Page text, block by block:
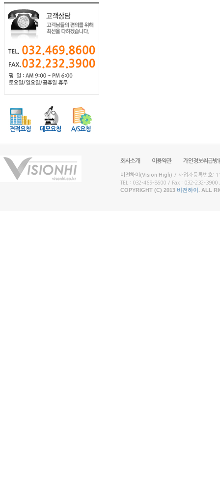
회사소개 이용약관 개인정보취급방
비전하이(Vision High) / 사업자등록번호:
TEL : 032-469-8600 / Fax : 032-232-
COPYRIGHT (C) 2013 비전하이. ALL